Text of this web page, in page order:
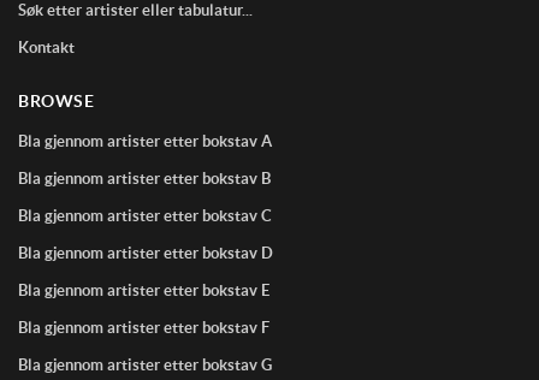
Søk etter artister eller tabulatur...
Kontakt
BROWSE
Bla gjennom artister etter bokstav A
Bla gjennom artister etter bokstav B
Bla gjennom artister etter bokstav C
Bla gjennom artister etter bokstav D
Bla gjennom artister etter bokstav E
Bla gjennom artister etter bokstav F
Bla gjennom artister etter bokstav G